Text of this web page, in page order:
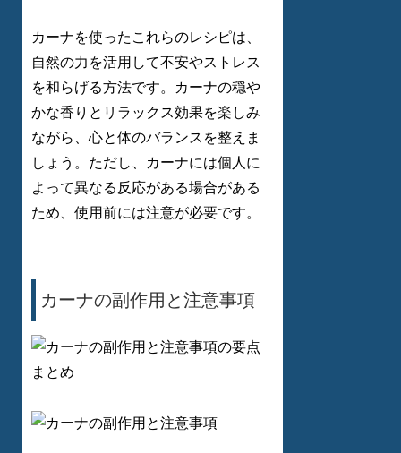
カーナを使ったこれらのレシピは、
自然の力を活用して不安やストレス
を和らげる方法です。カーナの穏や
かな香りとリラックス効果を楽しみ
ながら、心と体のバランスを整えま
しょう。ただし、カーナには個人に
よって異なる反応がある場合がある
ため、使用前には注意が必要です。
カーナの副作用と注意事項